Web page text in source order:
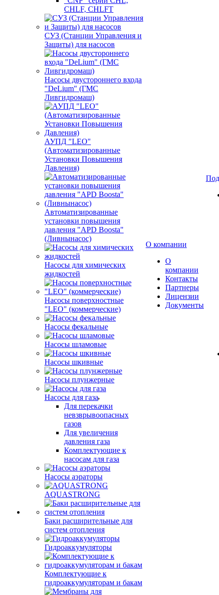
CHLF, CHLFT
СУЗ (Станции Управления и
Защиты) для насосов
Насосы двустороннего входа
"DeLium" (ГМС
Ливгидромаш)
АУПД "LEO"
(Автоматизированные
Установки Повышения
Давления)
Автоматизированные
установки повышения
давления "APD Boosta"
(Ливнынасос)
Насосы для химических
жидкостей
Насосы поверхностные
"LEO" (коммерческие)
Насосы фекальные
Насосы шламовые
Насосы шкивные
Насосы плунжерные
Насосы для газа
Для перекачки
невзврывоопасных
газов
Для увеличения
давления газа
Комплектующие к
насосам для газа
Насосы аэраторы
AQUASTRONG
Баки расширительные для
систем отопления
Гидроаккумуляторы
Комплектующие к
гидроаккумуляторам и бакам
О компании
О
компании
Контакты
Партнеры
Лицензии
Документы